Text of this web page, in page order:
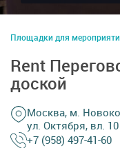
Площадки для
Rent
доской
Москва, м.
ул. Октября, вл. 10
+7 (958) 497-41-60